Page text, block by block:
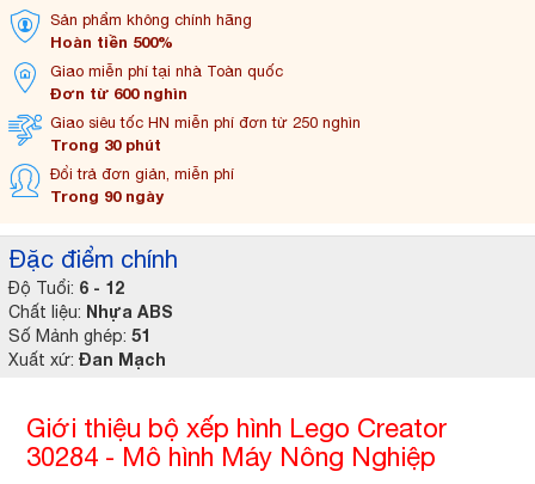
Đặc điểm chính
Độ Tuổi: 6 - 12
Chất liệu: Nhựa ABS
Số Mảnh ghép: 51
Xuất xứ: Đan Mạch
Sản phẩm không chính hãng
Hoàn tiền 500%
Giao miễn phí tại nhà Toàn quốc
Đơn từ 600 nghìn
Giao siêu tốc HN miễn phí đơn từ 250 nghìn
Trong 30 phút
Đổi trả đơn giản, miễn phí
Trong 90 ngày
Giới thiệu bộ xếp hình Lego Creator
30284 - Mô hình Máy Nông Nghiệp